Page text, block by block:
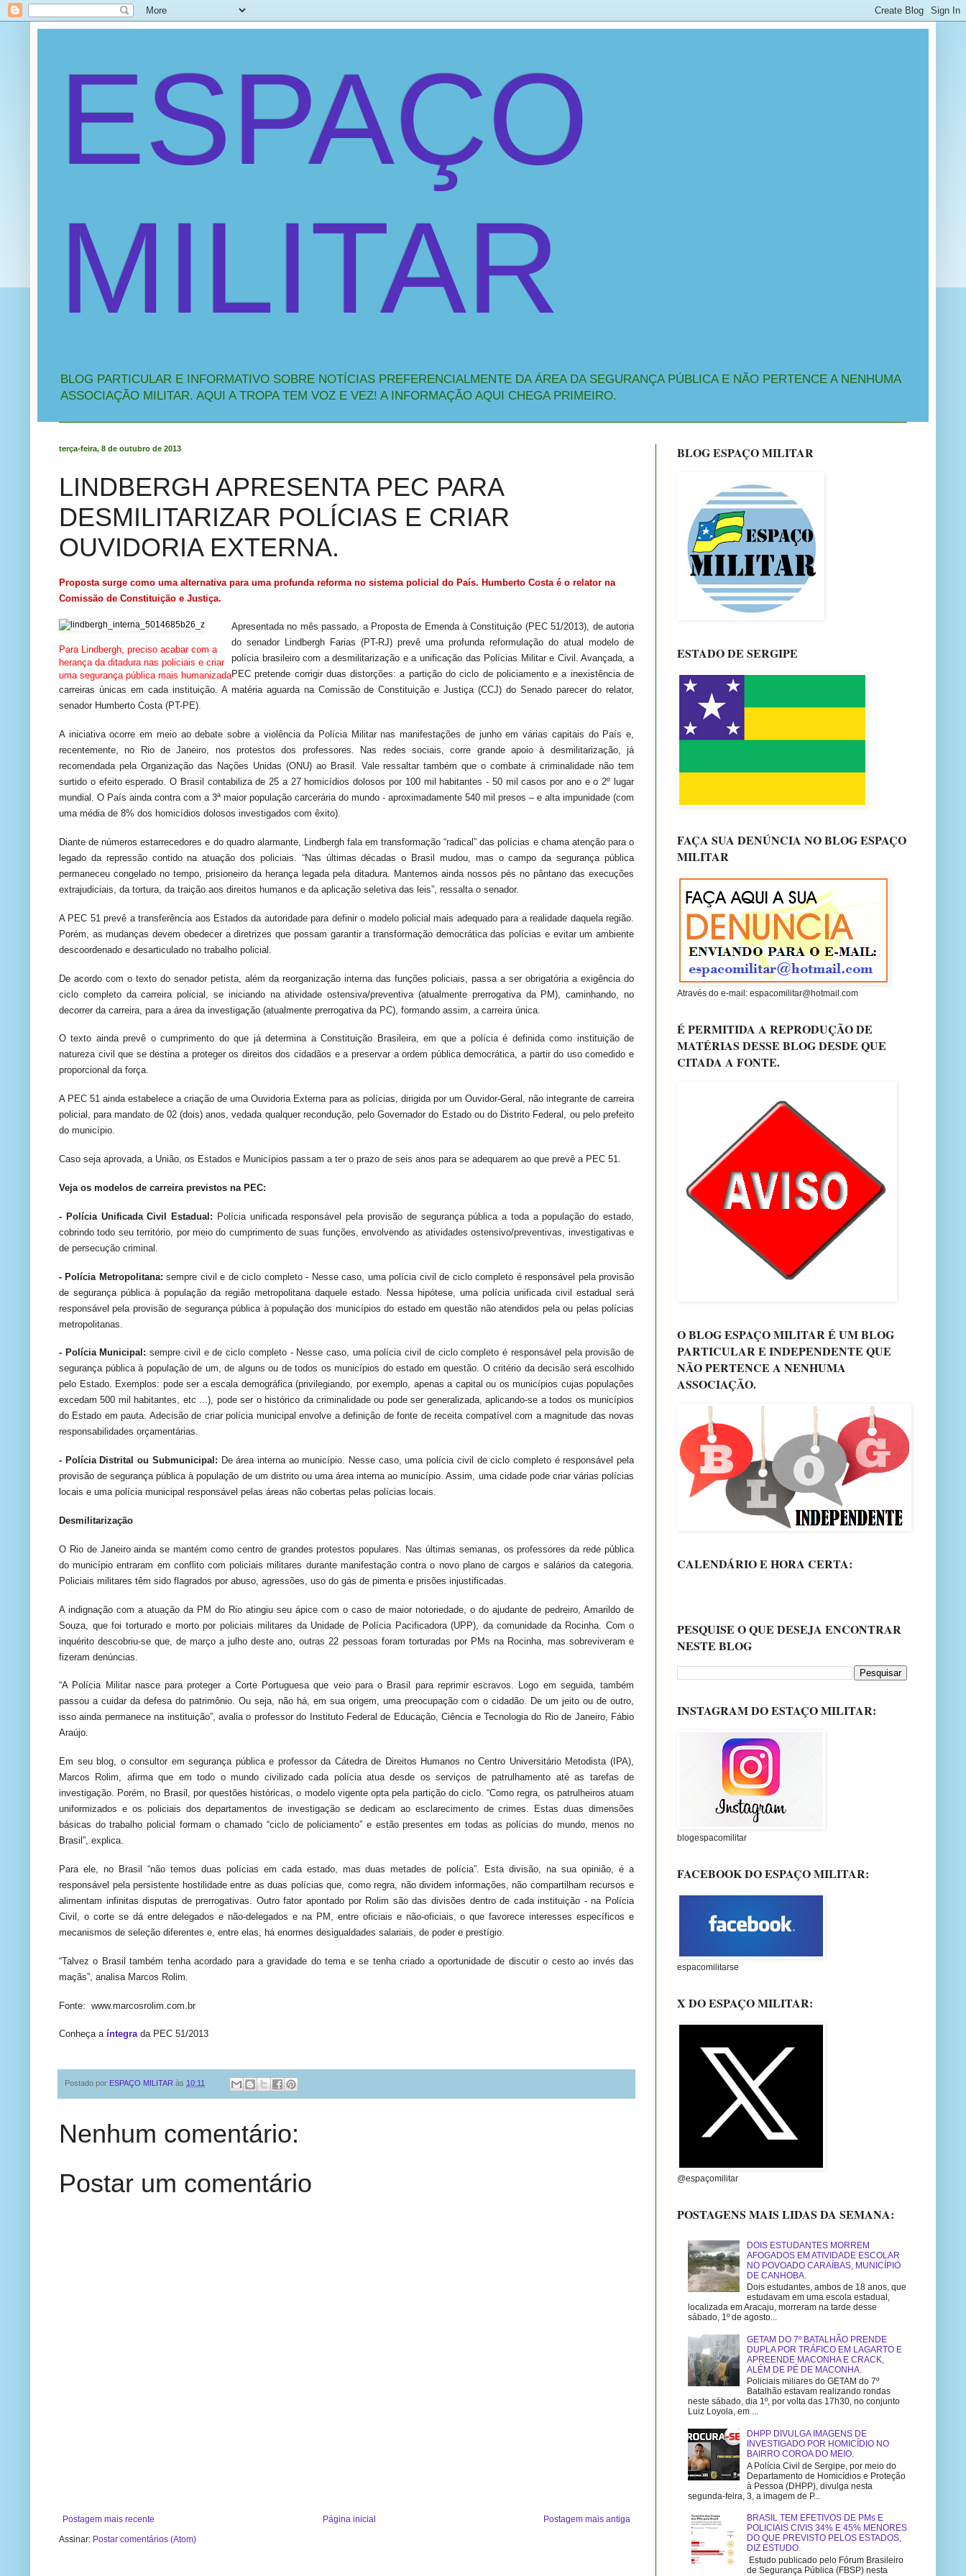
ESPAÇO
MILITAR
BLOG PARTICULAR E INFORMATIVO SOBRE NOTÍCIAS PREFERENCIALMENTE DA ÁREA DA SEGURANÇA PÚBLICA E NÃO PERTENCE A NENHUMA
ASSOCIAÇÃO MILITAR. AQUI A TROPA TEM VOZ E VEZ! A INFORMAÇÃO AQUI CHEGA PRIMEIRO.
terça-feira, 8 de outubro de 2013
LINDBERGH APRESENTA PEC PARA
DESMILITARIZAR POLÍCIAS E CRIAR
OUVIDORIA EXTERNA.
Proposta surge como uma alternativa para uma profunda reforma no sistema policial do País. Humberto Costa é o relator na
Comissão de Constituição e Justiça.
Para Lindbergh, preciso acabar com a
herança da ditadura nas policiais e criar
uma segurança pública mais humanizada
Apresentada no mês passado, a Proposta de Emenda à Constituição (PEC 51/2013), de autoria
do senador Lindbergh Farias (PT-RJ) prevê uma profunda reformulação do atual modelo de
polícia brasileiro com a desmilitarização e a unificação das Polícias Militar e Civil. Avançada, a
PEC pretende corrigir duas distorções: a partição do ciclo de policiamento e a inexistência de
carreiras únicas em cada instituição. A matéria aguarda na Comissão de Constituição e Justiça (CCJ) do Senado parecer do relator,
senador Humberto Costa (PT-PE).
A iniciativa ocorre em meio ao debate sobre a violência da Polícia Militar nas manifestações de junho em várias capitais do País e,
recentemente, no Rio de Janeiro, nos protestos dos professores. Nas redes sociais, corre grande apoio à desmilitarização, já
recomendada pela Organização das Nações Unidas (ONU) ao Brasil. Vale ressaltar também que o combate à criminalidade não tem
surtido o efeito esperado. O Brasil contabiliza de25 a27 homicídios dolosos por 100 mil habitantes - 50 mil casos por ano e o 2º lugar
mundial. O País ainda contra com a 3ª maior população carcerária do mundo - aproximadamente 540 mil presos – e alta impunidade (com
uma média de 8% dos homicídios dolosos investigados com êxito).
Diante de números estarrecedores e do quadro alarmante, Lindbergh fala em transformação “radical” das polícias e chama atenção para o
legado da repressão contido na atuação dos policiais. “Nas últimas décadas o Brasil mudou, mas o campo da segurança pública
permaneceu congelado no tempo, prisioneiro da herança legada pela ditadura. Mantemos ainda nossos pés no pântano das execuções
extrajudiciais, da tortura, da traição aos direitos humanos e da aplicação seletiva das leis”, ressalta o senador.
A PEC 51 prevê a transferência aos Estados da autoridade para definir o modelo policial mais adequado para a realidade daquela região.
Porém, as mudanças devem obedecer a diretrizes que possam garantir a transformação democrática das polícias e evitar um ambiente
descoordenado e desarticulado no trabalho policial.
De acordo com o texto do senador petista, além da reorganização interna das funções policiais, passa a ser obrigatória a exigência do
ciclo completo da carreira policial, se iniciando na atividade ostensiva/preventiva (atualmente prerrogativa da PM), caminhando, no
decorrer da carreira, para a área da investigação (atualmente prerrogativa da PC), formando assim, a carreira única.
O texto ainda prevê o cumprimento do que já determina a Constituição Brasileira, em que a polícia é definida como instituição de
natureza civil que se destina a proteger os direitos dos cidadãos e a preservar a ordem pública democrática, a partir do uso comedido e
proporcional da força.
A PEC 51 ainda estabelece a criação de uma Ouvidoria Externa para as polícias, dirigida por um Ouvidor-Geral, não integrante de carreira
policial, para mandato de 02 (dois) anos, vedada qualquer recondução, pelo Governador do Estado ou do Distrito Federal, ou pelo prefeito
do município.
Caso seja aprovada, a União, os Estados e Municípios passam a ter o prazo de seis anos para se adequarem ao que prevê a PEC 51.
Veja os modelos de carreira previstos na PEC:
- Polícia Unificada Civil Estadual: Polícia unificada responsável pela provisão de segurança pública a toda a população do estado,
cobrindo todo seu território, por meio do cumprimento de suas funções, envolvendo as atividades ostensivo/preventivas, investigativas e
de persecução criminal.
- Polícia Metropolitana:sempre civil e de ciclo completo - Nesse caso, uma polícia civil de ciclo completo é responsável pela provisão
de segurança pública à população da região metropolitana daquele estado. Nessa hipótese, uma polícia unificada civil estadual será
responsável pela provisão de segurança pública à população dos municípios do estado em questão não atendidos pela ou pelas polícias
metropolitanas.
- Polícia Municipal: sempre civil e de ciclo completo - Nesse caso, uma polícia civil de ciclo completo é responsável pela provisão de
segurança pública à população de um, de alguns ou de todos os municípios do estado em questão. Ocritério da decisão será escolhido
pelo Estado. Exemplos: pode ser a escala demográfica (privilegiando, por exemplo, apenas a capital ou os municípios cujas populações
excedam 500 mil habitantes, etc ...), pode ser o histórico da criminalidade ou pode ser generalizada, aplicando-se a todos os municípios
do Estado em pauta. Adecisão de criar polícia municipal envolve a definição de fonte de receita compatível com a magnitude das novas
responsabilidades orçamentárias.
- Polícia Distrital ou Submunicipal: De área interna ao município. Nesse caso, uma polícia civil de ciclo completo é responsável pela
provisão de segurança pública à população de um distrito ou uma área interna ao município. Assim, uma cidade pode criar várias polícias
locais e uma polícia municipal responsável pelas áreas não cobertas pelas polícias locais.
Desmilitarização
O Rio de Janeiro ainda se mantém como centro de grandes protestos populares. Nas últimas semanas, os professores da rede pública
do município entraram em conflito com policiais militares durante manifestação contra o novo plano de cargos e salários da categoria.
Policiais militares têm sido flagrados por abuso, agressões, uso do gás de pimenta e prisões injustificadas.
A indignação com a atuação da PM do Rio atingiu seu ápice com o caso de maior notoriedade, o do ajudante de pedreiro, Amarildo de
Souza, que foi torturado e morto por policiais militares da Unidade de Polícia Pacificadora (UPP), da comunidade da Rocinha. Com o
inquérito descobriu-se que, de março a julho deste ano, outras 22 pessoas foram torturadas por PMs na Rocinha, mas sobreviveram e
fizeram denúncias.
“A Polícia Militar nasce para proteger a Corte Portuguesa que veio para o Brasil para reprimir escravos. Logo em seguida, também
passou a cuidar da defesa do patrimônio. Ou seja, não há, em sua origem, uma preocupação com o cidadão. De um jeito ou de outro,
isso ainda permanece na instituição”, avalia o professor do Instituto Federal de Educação, Ciência e Tecnologia do Rio de Janeiro, Fábio
Araújo.
Em seu blog, o consultor em segurança pública e professor da Cátedra de Direitos Humanos no Centro Universitário Metodista (IPA),
Marcos Rolim, afirma que em todo o mundo civilizado cada polícia atua desde os serviços de patrulhamento até as tarefas de
investigação. Porém, no Brasil, por questões históricas, o modelo vigente opta pela partição do ciclo. “Como regra, os patrulheiros atuam
uniformizados e os policiais dos departamentos de investigação se dedicam ao esclarecimento de crimes. Estas duas dimensões
básicas do trabalho policial formam o chamado “ciclo de policiamento” e estão presentes em todas as polícias do mundo, menos no
Brasil”, explica.
Para ele, no Brasil “não temos duas polícias em cada estado, mas duas metades de polícia”. Esta divisão, na sua opinião, é a
responsável pela persistente hostilidade entre as duas polícias que, como regra, não dividem informações, não compartilham recursos e
alimentam infinitas disputas de prerrogativas. Outro fator apontado por Rolim são das divisões dentro de cada instituição - na Polícia
Civil, o corte se dá entre delegados e não-delegados e na PM, entre oficiais e não-oficiais, o que favorece interesses específicos e
mecanismos de seleção diferentes e, entre elas, há enormes desigualdades salariais, de poder e prestígio.
“Talvez o Brasil também tenha acordado para a gravidade do tema e se tenha criado a oportunidade de discutir o cesto ao invés das
maçãs”, analisa Marcos Rolim.
Fonte: www.marcosrolim.com.br
Conheça a íntegrada PEC 51/2013
Postado por ESPAÇO MILITAR às 10:11
Nenhum comentário:
Postar um comentário
Postagem mais recente Postagem mais antiga
Página inicial
Assinar: Postar comentários (Atom)
BLOG ESPAÇO MILITAR
ESTADO DE SERGIPE
FAÇA SUA DENÚNCIA NO BLOG ESPAÇO
MILITAR
Através do e-mail: espacomilitar@hotmail.com
É PERMITIDA A REPRODUÇÃO DE
MATÉRIAS DESSE BLOG DESDE QUE
CITADA A FONTE.
O BLOG ESPAÇO MILITAR É UM BLOG
PARTICULAR E INDEPENDENTE QUE
NÃO PERTENCE A NENHUMA
ASSOCIAÇÃO.
CALENDÁRIO E HORA CERTA:
PESQUISE O QUE DESEJA ENCONTRAR
NESTE BLOG
INSTAGRAM DO ESTAÇO MILITAR:
blogespacomilitar
FACEBOOK DO ESPAÇO MILITAR:
espacomilitarse
X DO ESPAÇO MILITAR:
@espaçomilitar
POSTAGENS MAIS LIDAS DA SEMANA:
DOIS ESTUDANTES MORREM
AFOGADOS EM ATIVIDADE ESCOLAR
NO POVOADO CARAÍBAS, MUNICÍPIO
DE CANHOBA.
Dois estudantes, ambos de 18 anos, que
estudavam em uma escola estadual,
localizada em Aracaju, morreram na tarde desse
sábado, 1º de agosto...
GETAM DO 7º BATALHÃO PRENDE
DUPLA POR TRÁFICO EM LAGARTO E
APREENDE MACONHA E CRACK,
ALÉM DE PÉ DE MACONHA.
Policiais miliares do GETAM do 7º
Batalhão estavam realizando rondas
neste sábado, dia 1º, por volta das 17h30, no conjunto
Luiz Loyola, em ...
DHPP DIVULGA IMAGENS DE
INVESTIGADO POR HOMICÍDIO NO
BAIRRO COROA DO MEIO.
A Polícia Civil de Sergipe, por meio do
Departamento de Homicídios e Proteção
à Pessoa (DHPP), divulga nesta
segunda-feira, 3, a imagem de P...
BRASIL TEM EFETIVOS DE PMs E
POLICIAIS CIVIS 34% E 45% MENORES
DO QUE PREVISTO PELOS ESTADOS,
DIZ ESTUDO.
Estudo publicado pelo Fórum Brasileiro
de Segurança Pública (FBSP) nesta